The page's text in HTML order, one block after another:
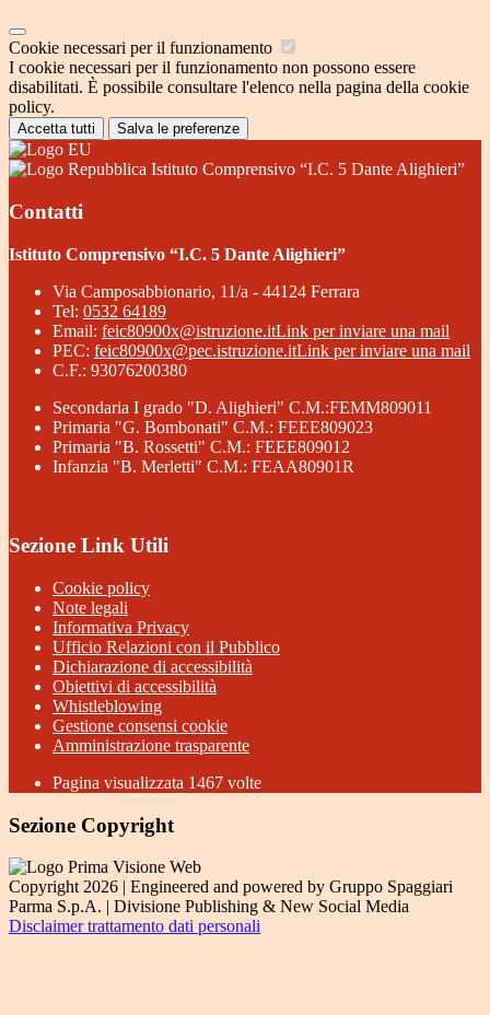
Cookie necessari per il funzionamento
I cookie necessari per il funzionamento non possono essere
disabilitati. È possibile consultare l'elenco nella pagina della cookie
policy.
Accetta tutti Salva le preferenze
Istituto Comprensivo “I.C. 5 Dante Alighieri”
Contatti
Istituto Comprensivo “I.C. 5 Dante Alighieri”
Via Camposabbionario, 11/a - 44124 Ferrara
Tel: 0532 64189
Email: feic80900x@istruzione.itLink per inviare una mail
PEC: feic80900x@pec.istruzione.itLink per inviare una mail
C.F.: 93076200380
Secondaria I grado "D. Alighieri" C.M.:FEMM809011
Primaria "G. Bombonati" C.M.: FEEE809023
Primaria "B. Rossetti" C.M.: FEEE809012
Infanzia "B. Merletti" C.M.: FEAA80901R
Sezione Link Utili
Cookie policy
Note legali
Informativa Privacy
Ufficio Relazioni con il Pubblico
Dichiarazione di accessibilità
Obiettivi di accessibilità
Whistleblowing
Gestione consensi cookie
Amministrazione trasparente
Pagina visualizzata 1467 volte
Sezione Copyright
Copyright 2026 | Engineered and powered by Gruppo Spaggiari
Parma S.p.A. | Divisione Publishing & New Social Media
Disclaimer trattamento dati personali